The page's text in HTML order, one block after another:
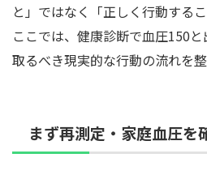
と」ではなく「正しく行動するこ
ここでは、健康診断で血圧150
取るべき現実的な行動の流れを整
まず再測定・家庭血圧を